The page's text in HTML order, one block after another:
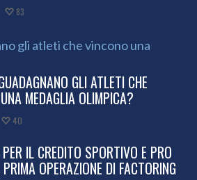
83
GLI ATLETI CHE
MEDAGLIA OLIMPICA?
40
IL CREDITO SPORTIVO E PRO
OPERAZIONE DI FACTORING